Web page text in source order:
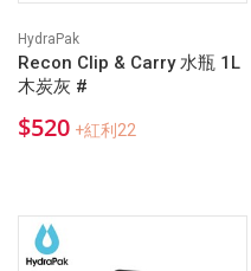
HydraPak
Recon Clip & Carry 水瓶 1L
木炭灰 #
$520 +紅利22